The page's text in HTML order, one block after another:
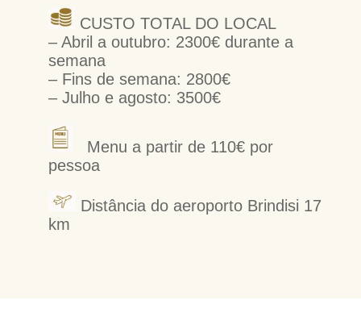
CUSTO TOTAL DO LOCAL
– Abril a outubro: 2300€ durante a
semana
– Fins de semana: 2800€
– Julho e agosto: 3500€
Menu a partir de 110€ por
pessoa
Distância do aeroporto Brindisi 17
km